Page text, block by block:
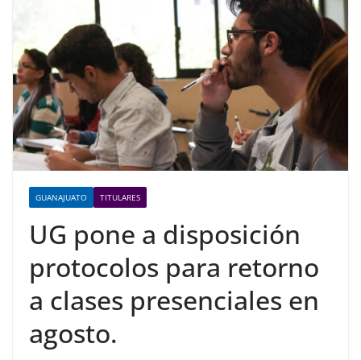
GUANAJUATO TITULARES
UG pone a disposición
protocolos para retorno
a clases presenciales en
agosto.